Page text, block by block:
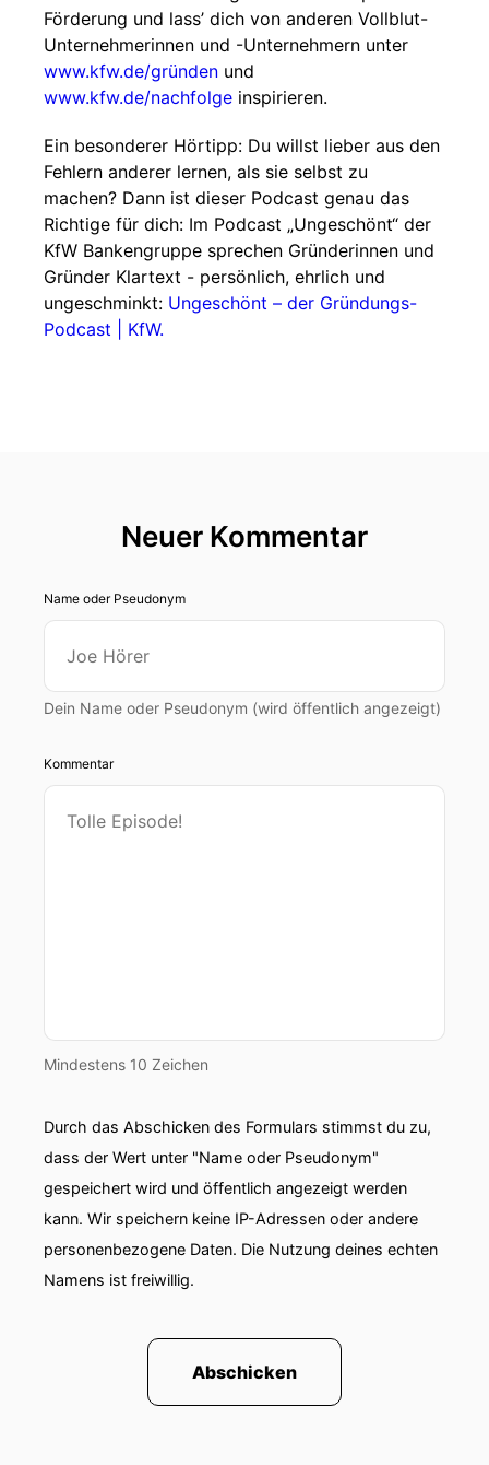
Förderung und lass’ dich von anderen Vollblut-
Unternehmerinnen und -Unternehmern unter⁠⁠⁠⁠
⁠⁠⁠⁠⁠⁠⁠⁠⁠⁠www.kfw.de/gründen ⁠⁠⁠⁠⁠⁠ und
⁠⁠www.kfw.de/nachfolge ⁠⁠ inspirieren.
Ein besonderer Hörtipp: Du willst lieber aus den
Fehlern anderer lernen, als sie selbst zu
machen? Dann ist dieser Podcast genau das
Richtige für dich: Im Podcast „Ungeschönt“ der
KfW Bankengruppe sprechen Gründerinnen und
Gründer Klartext - persönlich, ehrlich und
ungeschminkt: ⁠⁠⁠⁠⁠⁠ Ungeschönt – der Gründungs-
Podcast | KfW⁠⁠⁠⁠⁠⁠.
Neuer Kommentar
Name oder Pseudonym
Dein Name oder Pseudonym (wird öffentlich angezeigt)
Kommentar
Mindestens 10 Zeichen
Durch das Abschicken des Formulars stimmst du zu,
dass der Wert unter "Name oder Pseudonym"
gespeichert wird und öffentlich angezeigt werden
kann. Wir speichern keine IP-Adressen oder andere
personenbezogene Daten. Die Nutzung deines echten
Namens ist freiwillig.
Abschicken